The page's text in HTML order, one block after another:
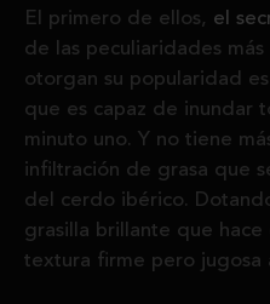
El primero de ellos, el
de las peculiaridades
otorgan su popularidad
que es capaz de inundar
minuto uno. Y no tiene
infiltración de grasa que
del cerdo ibérico.
grasilla brillante que
textura firme pero jugosa